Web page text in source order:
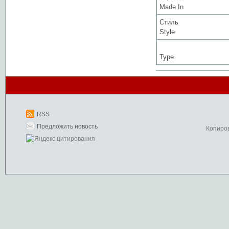
Made In
Стиль
Style
Type
RSS
Предложить новость